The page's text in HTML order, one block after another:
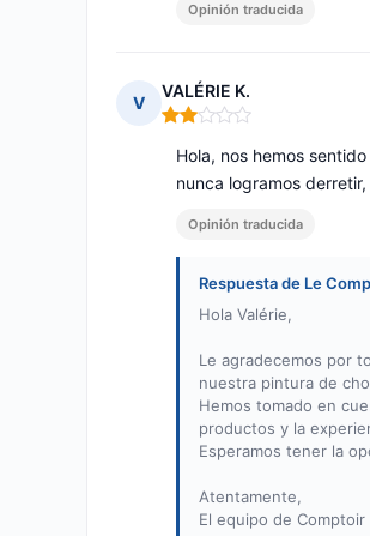
Opinión traducida
V
VALÉRIE K.
Nota: 2 de 5
Hola, nos hemos
nunca logramos
Opinión traducida
Respuesta de Le
Hola Valérie,
Le agradecemos por
nuestra pintura de
Hemos tomado en
productos y la
Esperamos tener la
Atentamente,
El equipo de